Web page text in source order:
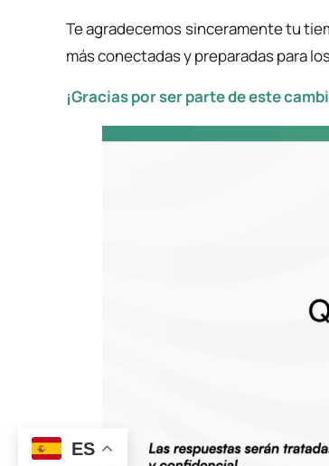
Te agradecemos sinceramente tu
más conectadas y preparadas para
¡Gracias por ser parte de este
ES